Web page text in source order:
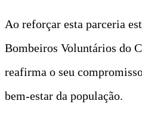
Ao reforçar esta parceria
Bombeiros Voluntários do
reafirma o seu
bem-estar da população.